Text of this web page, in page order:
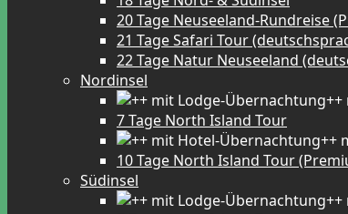
20 Tage Neuseeland-Rundreise
21 Tage Safari Tour
22 Tage Natur Neuseeland
Nordinsel
++
7 Tage North Island Tour
++
10 Tage North Island Tour
Südinsel
++